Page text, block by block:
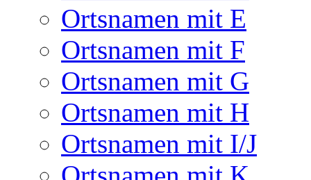
Ortsnamen mit E
Ortsnamen mit F
Ortsnamen mit G
Ortsnamen mit H
Ortsnamen mit I/J